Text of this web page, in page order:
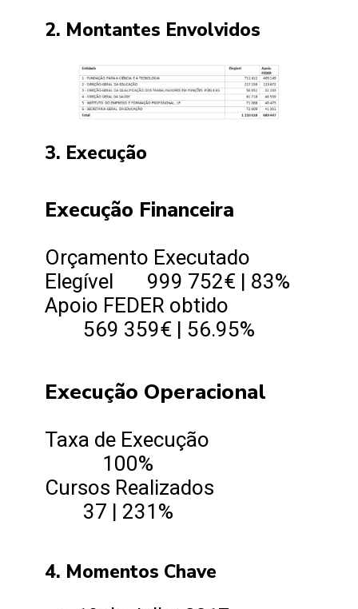
2. Montantes Envolvidos
3. Execução
Execução Financeira
Orçamento Executado
Elegível 999 752€ | 83%
Apoio FEDER obtido
569 359€ | 56.95%
Execução Operacional
Taxa de Execução
100%
Cursos Realizados
37 | 231%
4. Momentos Chave